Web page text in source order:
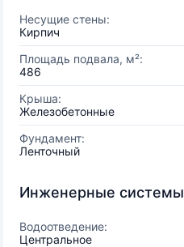
Несущие стены:
Кирпич
Площадь подвала, м²:
486
Крыша:
Железобетонные
Фундамент:
Ленточный
Инженерные системы
Водоотведение:
Центральное